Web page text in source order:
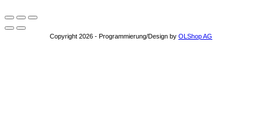
Copyright 2026 - Programmierung/Design by OLShop AG